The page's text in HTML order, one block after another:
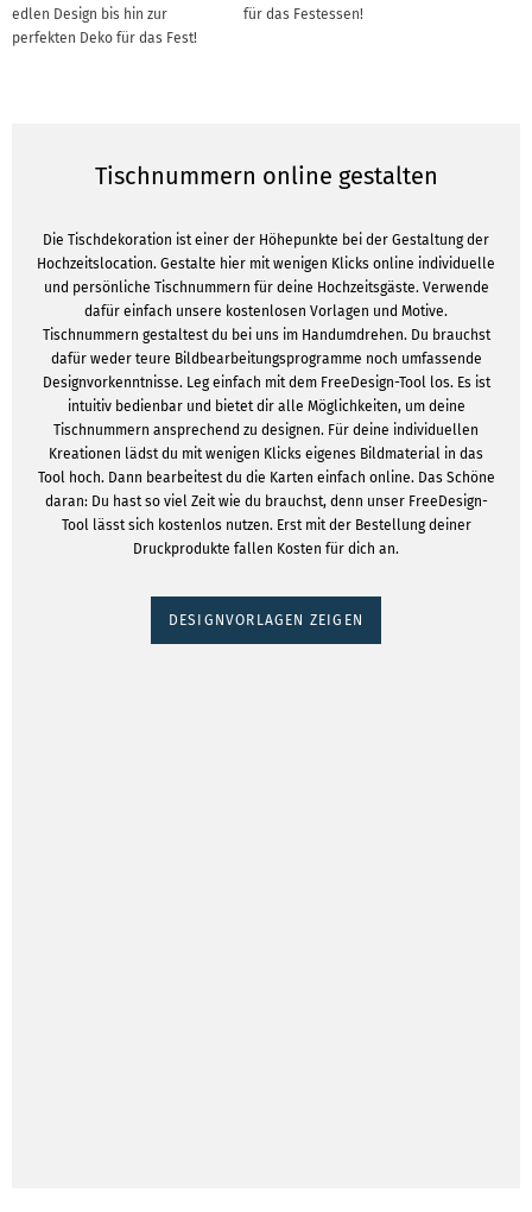
edlen Design bis hin zur
perfekten Deko für das Fest!
für das Festessen!
Tischnummern online gestalten
Die Tischdekoration ist einer der Höhepunkte bei der Gestaltung der
Hochzeitslocation. Gestalte hier mit wenigen Klicks online individuelle
und persönliche Tischnummern für deine Hochzeitsgäste. Verwende
dafür einfach unsere kostenlosen Vorlagen und Motive.
Tischnummern gestaltest du bei uns im Handumdrehen. Du brauchst
dafür weder teure Bildbearbeitungsprogramme noch umfassende
Designvorkenntnisse. Leg einfach mit dem FreeDesign-Tool los. Es ist
intuitiv bedienbar und bietet dir alle Möglichkeiten, um deine
Tischnummern ansprechend zu designen. Für deine individuellen
Kreationen lädst du mit wenigen Klicks eigenes Bildmaterial in das
Tool hoch. Dann bearbeitest du die Karten einfach online. Das Schöne
daran: Du hast so viel Zeit wie du brauchst, denn unser FreeDesign-
Tool lässt sich kostenlos nutzen. Erst mit der Bestellung deiner
Druckprodukte fallen Kosten für dich an.
DESIGNVORLAGEN ZEIGEN